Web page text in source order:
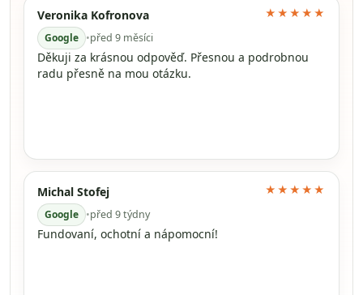
Veronika Kofronova
Google •před 9 měsíci
★★★★★
Děkuji za krásnou odpověď. Přesnou a podrobnou
radu přesně na mou otázku.
Michal Stofej
Google •před 9 týdny
★★★★★
Fundovaní, ochotní a nápomocní!